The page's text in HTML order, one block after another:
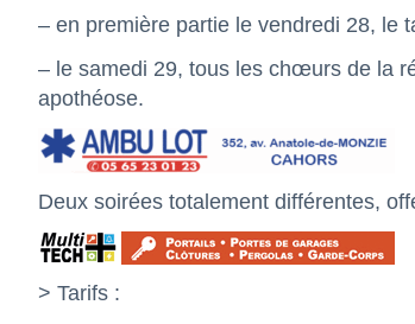
– en première partie le vendredi 28, le
– le samedi 29, tous les chœurs de la
apothéose.
Deux soirées totalement différentes,
> Tarifs :